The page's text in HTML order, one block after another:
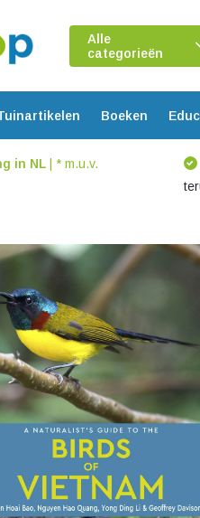
Alle
categorieën
Boeken
in NL| * m.u.v.